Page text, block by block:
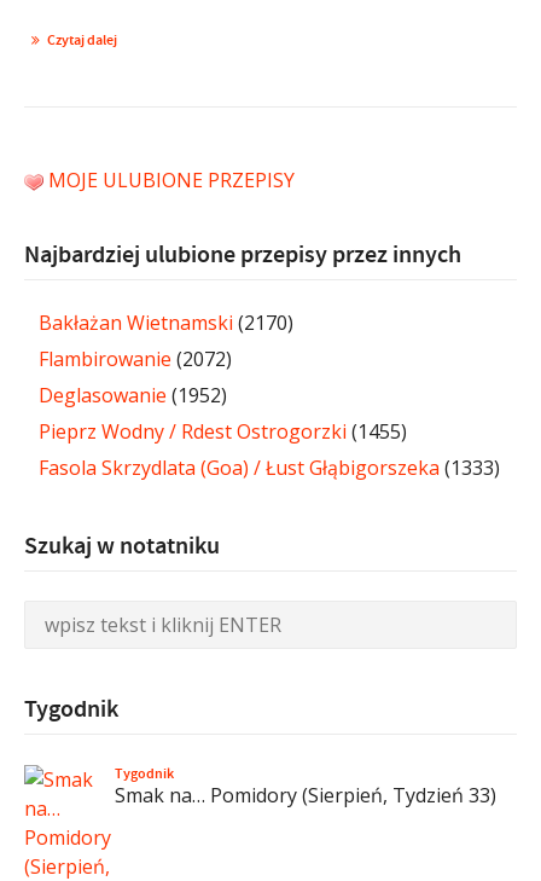
Czytaj dalej
MOJE ULUBIONE PRZEPISY
Najbardziej ulubione przepisy przez innych
Bakłażan Wietnamski (2170)
Flambirowanie (2072)
Deglasowanie (1952)
Pieprz Wodny / Rdest Ostrogorzki (1455)
Fasola Skrzydlata (Goa) / Łust Głąbigorszeka (1333)
Szukaj w notatniku
Tygodnik
Tygodnik
Smak na… Pomidory (Sierpień, Tydzień 33)